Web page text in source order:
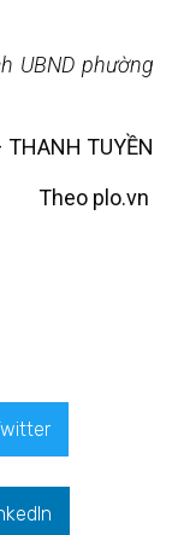
UBND phường
THANH TUYỀN
Theo plo.vn